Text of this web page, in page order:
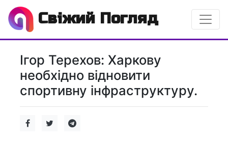
Свіжий Погляд
Ігор Терехов: Харкову
необхідно відновити
спортивну інфраструктуру.